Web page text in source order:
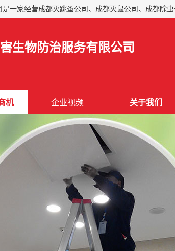
生物防治服务有限公司
机 企业视频 关于我们